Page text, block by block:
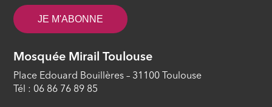
ÉPISODE 12
JE M'ABONNE
Mosquée Mirail Toulouse
Place Edouard Bouillères – 31100 Toulouse
Tél : 06 86 76 89 85